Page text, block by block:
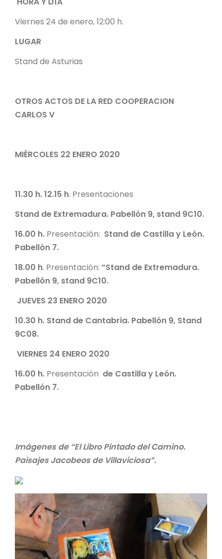
Viernes 24 de enero, 12:00 h.
LUGAR
Stand de Asturias
OTROS ACTOS DE LA RED COOPERACION
CARLOS V
MIÉRCOLES 22 ENERO 2020
11.30 h. 12.15 h. Presentaciones
Stand de Extremadura. Pabellón 9, stand 9C10.
16.00 h. Presentación: Stand de Castilla y León.
Pabellón 7.
18.00 h. Presentación: “Stand de Extremadura.
Pabellón 9, stand 9C10.
JUEVES 23 ENERO 2020
10.30 h. Stand de Cantabria. Pabellón 9, Stand
9C08.
VIERNES 24 ENERO 2020
16.00 h. Presentación de Castilla y León.
Pabellón 7.
Imágenes de “El Libro Pintado del Camino.
Paisajes Jacobeos de Villaviciosa”.